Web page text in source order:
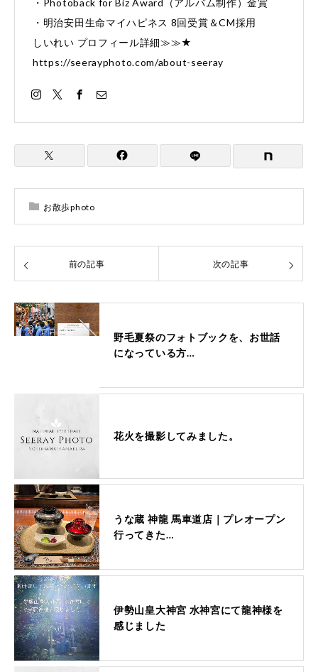
・Photoback for Biz Award（アルバム制作）金賞
・明治安田生命マイハピネス 8回受賞＆CM採用
しいれい プロフィール詳細≫≫★
https://seerayphoto.com/about-seeray
お散歩photo
前の記事 次の記事
野毛夏祭のフォトブックを、お世話
になっている方…
花火を撮影してみました。
うな蔵 神龍 馬車道店｜プレオープン
行ってきた…
伊勢山皇大神宮 水神宮にて龍神様を
感じました